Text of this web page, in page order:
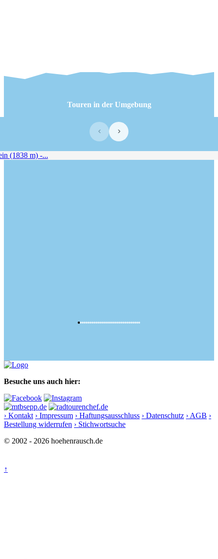
Touren in der Umgebung
‹ ›
Besuche uns auch hier:
› Kontakt › Impressum › Haftungsausschluss › Datenschutz › AGB ›
Bestellung widerrufen › Stichwortsuche
© 2002 - 2026 hoehenrausch.de
↑